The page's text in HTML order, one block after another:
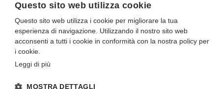
Gitan viaggi NOTE LEGALI-PRIVACY- DIRETTIVA UE 2015/2032
P.I. E C.F. 01922670227 - CAPITALE SOCIALE I.V. 10.000 EURO
Sito creato daEtinet
Questo sito web utilizza cookie
Questo sito web utilizza i cookie per migliorare la tua
esperienza di navigazione. Utilizzando il nostro sito web
acconsenti a tutti i cookie in conformità con la nostra policy per
i cookie.
Leggi di più
MOSTRA DETTAGLI